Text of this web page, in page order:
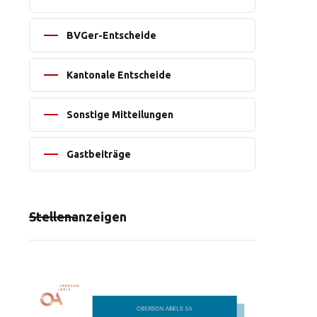
BVGer-Entscheide
Kantonale Entscheide
Sonstige Mitteilungen
Gastbeiträge
Stellenanzeigen